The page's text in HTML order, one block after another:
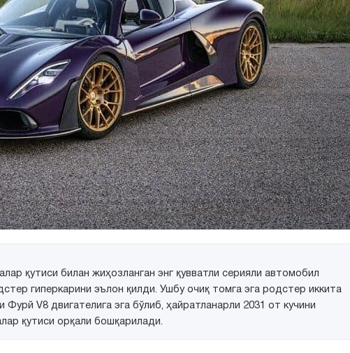
қутиси билан жиҳозланган энг қувватли серияли автомобил
гиперкарини эълон қилди. Ушбу очиқ томга эга родстер иккита
V8 двигателига эга бўлиб, ҳайратланарли 2031 от кучини
қутиси орқали бошқарилади.